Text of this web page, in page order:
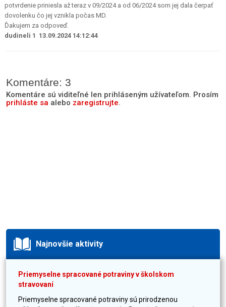
potvrdenie priniesla až teraz v 09/2024 a od 06/2024 som jej dala čerpať
dovolenku čo jej vznikla počas MD.
Ďakujem za odpoveď.
dudineli 1 13.09.2024 14:12:44
Komentáre: 3
Komentáre sú viditeľné len prihláseným užívateľom. Prosím
prihláste sa alebo zaregistrujte.
Najnovšie aktivity
Priemyselne spracované potraviny v školskom
stravovaní
Priemyselne spracované potraviny sú prirodzenou